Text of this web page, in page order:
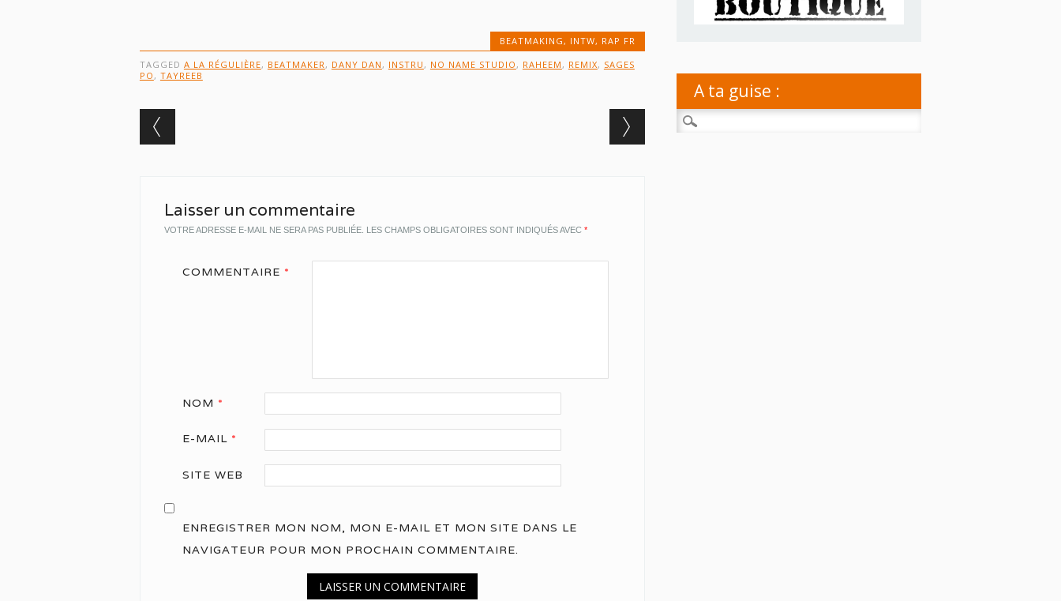
BEATMAKING, INTW, RAP FR
TAGGED A LA RÉGULIÈRE, BEATMAKER, DANY DAN , INSTRU , NO NAME STUDIO , RAHEEM , REMIX, SAGES
PO , TAYREEB
Post navigation
Laisser un commentaire
VOTRE ADRESSE E-MAIL NE SERA PAS PUBLIÉE. LES CHAMPS OBLIGATOIRES SONT INDIQUÉS AVEC *
COMMENTAIRE *
NOM *
E-MAIL *
SITE WEB
ENREGISTRER MON NOM, MON E-MAIL ET MON SITE DANS LE
NAVIGATEUR POUR MON PROCHAIN COMMENTAIRE.
A ta guise :
Rechercher :